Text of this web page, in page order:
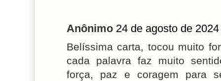
Anônimo 24 de agosto de
Belíssima carta, tocou muito
cada palavra faz muito
força, paz e coragem para